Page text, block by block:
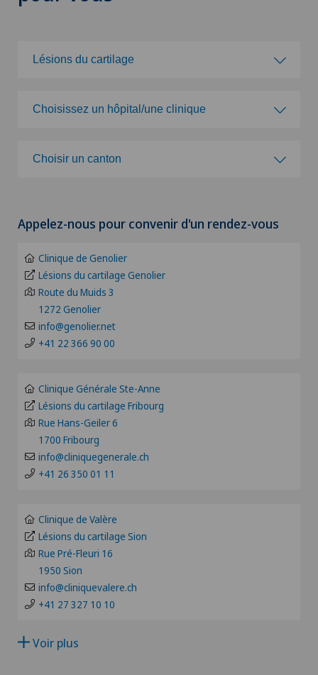
Lésions du cartilage
Alter G
Andrologie
Angiographie
Angiologie
Appareillage médical personnalisé
Arthroscopie de l'épaule
Arthroscopie genou
Arthrose
Choisissez un hôpital/une clinique
Clinique de Montchoisi
Clinique de Valère
Clinique Générale Ste-Anne
Clinique Générale-Beaulieu
Clinique Valmont
Hôpital de La Providence
Hôpital de Saint-Imier
Patients internationaux
Privatklinik Siloah
Schmerzklinik Basel
Choisir un canton
BE
BS
FR
GE
TI
VS
VD
NE
Appelez-nous pour convenir d'un rendez-vous
Clinique de Genolier
Lésions du cartilage Genolier
Route du Muids 3
1272 Genolier
info@genolier.net
+41 22 366 90 00
Clinique Générale Ste-Anne
Lésions du cartilage Fribourg
Rue Hans-Geiler 6
1700 Fribourg
info@cliniquegenerale.ch
+41 26 350 01 11
Clinique de Valère
Lésions du cartilage Sion
Rue Pré-Fleuri 16
1950 Sion
info@cliniquevalere.ch
+41 27 327 10 10
Voir plus